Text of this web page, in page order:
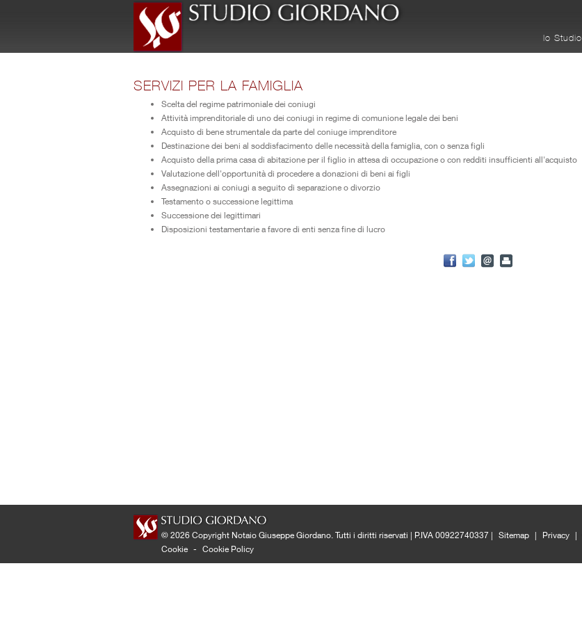
lo Studio
SERVIZI PER LA FAMIGLIA
Scelta del regime patrimoniale dei coniugi
Attività imprenditoriale di uno dei coniugi in regime di comunione legale dei beni
Acquisto di bene strumentale da parte del coniuge imprenditore
Destinazione dei beni al soddisfacimento delle necessità della famiglia, con o senza figli
Acquisto della prima casa di abitazione per il figlio in attesa di occupazione o con redditi insufficienti all'acquisto
Valutazione dell'opportunità di procedere a donazioni di beni ai figli
Assegnazioni ai coniugi a seguito di separazione o divorzio
Testamento o successione legittima
Successione dei legittimari
Disposizioni testamentarie a favore di enti senza fine di lucro
© 2026 Copyright Notaio Giuseppe Giordano. Tutti i diritti riservati | P.IVA 00922740337 | Sitemap | Privacy |
Cookie - Cookie Policy